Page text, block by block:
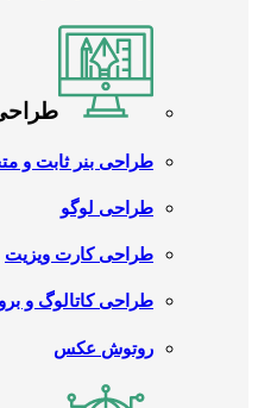
طراحی بنر ثابت و
طراحی لوگو
طراحی کارت ویزیت
طراحی کاتالوگ و
روتوش عکس